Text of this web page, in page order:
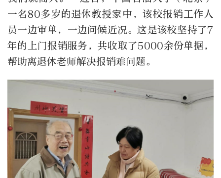
一名80多岁的退休教授家中，该校报销工作人
员一边审单，一边问候近况。这是该校坚持了7
年的上门报销服务，共收取了5000余份单据，
帮助离退休老师解决报销难问题。